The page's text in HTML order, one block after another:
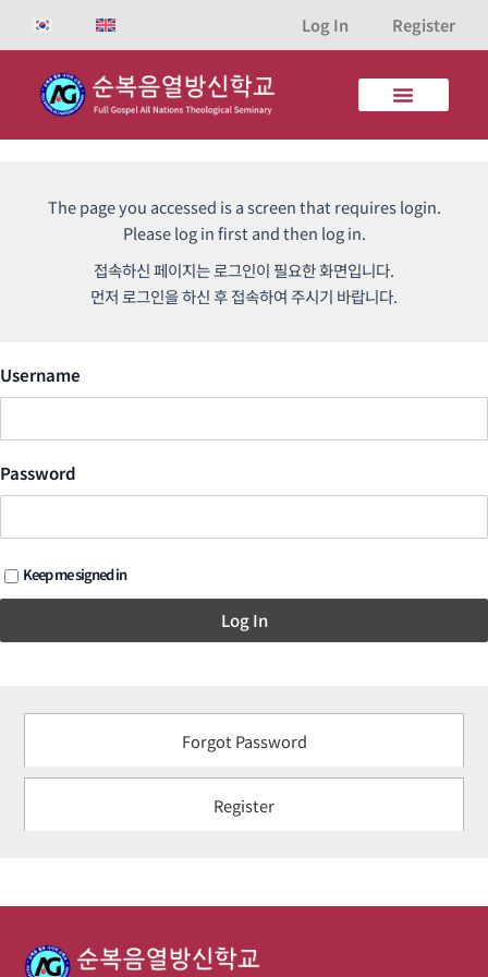
Log In Register
The page you accessed is a screen that requires login.
Please log in first and then log in.
접속하신 페이지는 로그인이 필요한 화면입니다.
먼저 로그인을 하신 후 접속하여 주시기 바랍니다.
Username
Password
Keep me signed in
Log In
Forgot Password
Register